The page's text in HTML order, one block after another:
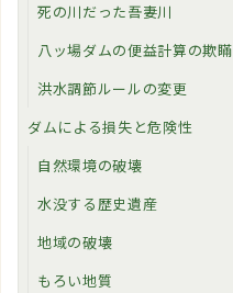
死の川だった吾妻川
八ッ場ダムの便益計算の欺瞞
洪水調節ルールの変更
ダムによる損失と危険性
自然環境の破壊
水没する歴史遺産
地域の破壊
もろい地質